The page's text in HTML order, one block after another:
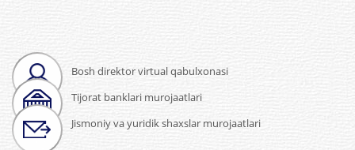
Bosh direktor virtual qabulxonasi
Tijorat banklari murojaatlari
Jismoniy va yuridik shaxslar murojaatlari